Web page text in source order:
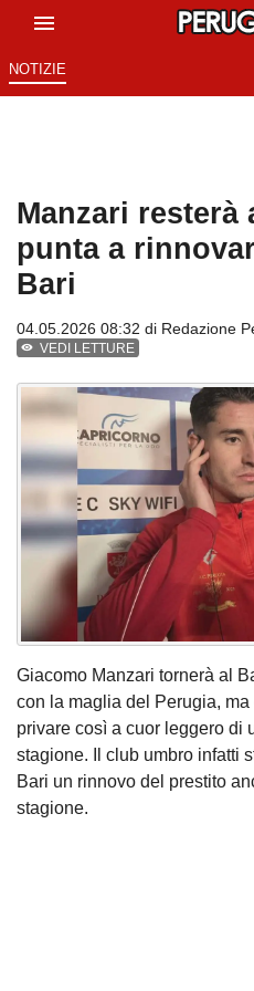
NOTIZIE
Manzari resterà
punta a
Bari
04.05.2026 08:32 di Redazione
VEDI LETTURE
Giacomo Manzari tornerà al
con la maglia del Perugia,
privare così a cuor leggero di
stagione. Il club umbro infatti
Bari un rinnovo del prestito
stagione.